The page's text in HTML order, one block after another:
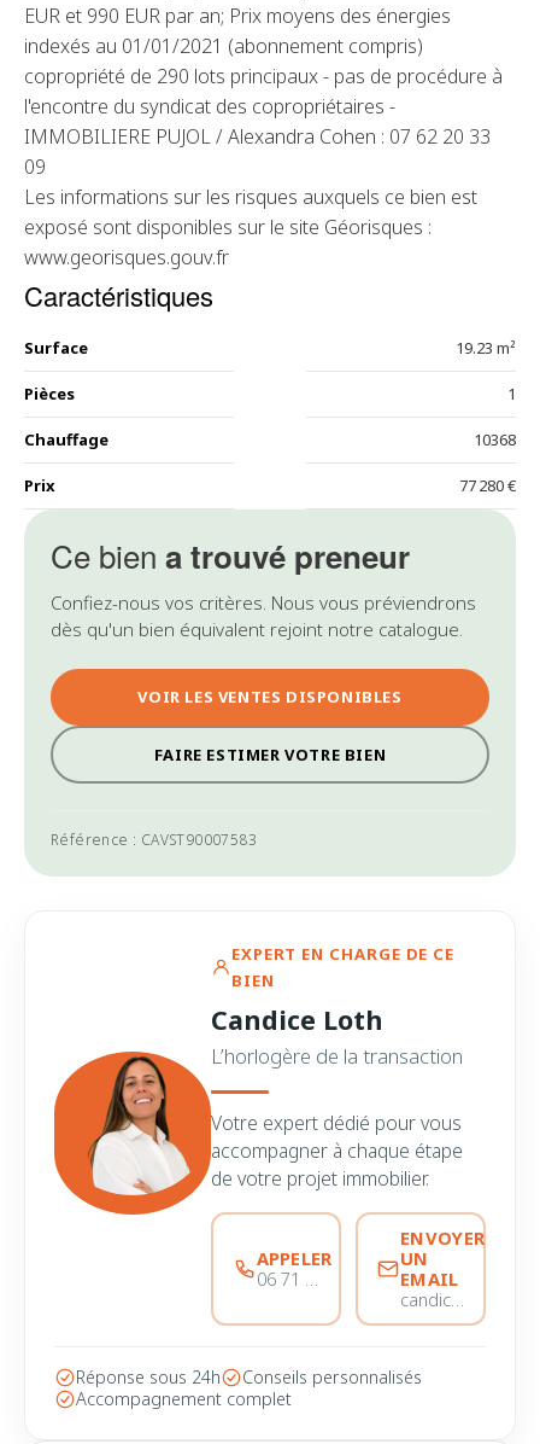
Ce bien a trouvé preneur
Confiez-nous vos critères. Nous vous préviendrons
dès qu'un bien équivalent rejoint notre catalogue.
VOIR LES VENTES DISPONIBLES
FAIRE ESTIMER VOTRE BIEN
Référence : CAVST90007583
EUR et 990 EUR par an; Prix moyens des énergies
indexés au 01/01/2021 (abonnement compris)
copropriété de 290 lots principaux - pas de procédure à
l'encontre du syndicat des copropriétaires -
IMMOBILIERE PUJOL / Alexandra Cohen : 07 62 20 33
09
Les informations sur les risques auxquels ce bien est
exposé sont disponibles sur le site Géorisques :
www.georisques.gouv.fr
Caractéristiques
Surface 19.23 m²
Pièces 1
Chauffage 10368
Prix 77 280 €
EXPERT EN CHARGE DE CE
BIEN
Candice Loth
L’horlogère de la transaction
Votre expert dédié pour vous
accompagner à chaque étape
de votre projet immobilier.
APPELER
06 71 73 67 50
ENVOYER
UN
EMAIL
candice@immobiliere-pujol.fr
Réponse sous 24h
Conseils personnalisés
Accompagnement complet